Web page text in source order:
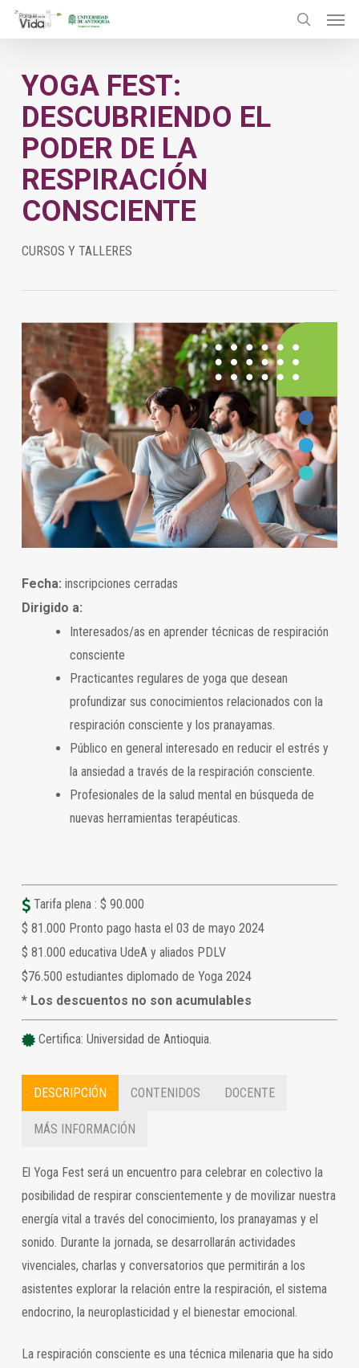
Skip
content
search
YOGA FEST:
DESCUBRIENDO EL
PODER DE LA
RESPIRACIÓN
CONSCIENTE
CURSOS Y TALLERES
Fecha: inscripciones cerradas
Dirigido a:
Interesados/as en aprender técnicas de respiración
consciente
Practicantes regulares de yoga que desean
profundizar sus conocimientos relacionados con la
respiración consciente y los pranayamas.
Público en general interesado en reducir el estrés y
la ansiedad a través de la respiración consciente.
Profesionales de la salud mental en búsqueda de
nuevas herramientas terapéuticas.
Tarifa plena : $ 90.000
$ 81.000 Pronto pago hasta el 03 de mayo 2024
$ 81.000 educativa UdeA y aliados PDLV
$76.500 estudiantes diplomado de Yoga 2024
* Los descuentos no son acumulables
Certifica: Universidad de Antioquia.
DESCRIPCIÓN CONTENIDOS DOCENTE
MÁS INFORMACIÓN
El Yoga Fest será un encuentro para celebrar en colectivo la
posibilidad de respirar conscientemente y de movilizar nuestra
energía vital a través del conocimiento, los pranayamas y el
sonido. Durante la jornada, se desarrollarán actividades
vivenciales, charlas y conversatorios que permitirán a los
asistentes explorar la relación entre la respiración, el sistema
endocrino, la neuroplasticidad y el bienestar emocional.
La respiración consciente es una técnica milenaria que ha sido